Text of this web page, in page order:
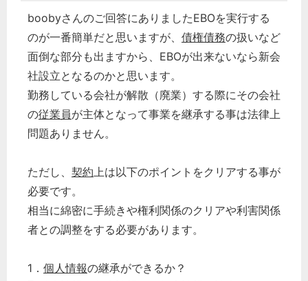
boobyさんのご回答にありましたEBOを実行する
のが一番簡単だと思いますが、 債権債務の扱いなど
面倒な部分も出ますから、EBOが出来ないなら新会
社設立となるのかと思います。
勤務している会社が解散（廃業）する際にその会社
の従業員が主体となって事業を継承する事は法律上
問題ありません。
ただし、 契約上は以下のポイントをクリアする事が
必要です。
相当に綿密に手続きや権利関係のクリアや利害関係
者との調整をする必要があります。
1． 個人情報の継承ができるか？
どのカテゴリーに投稿しますか？
選択してください
税務経理